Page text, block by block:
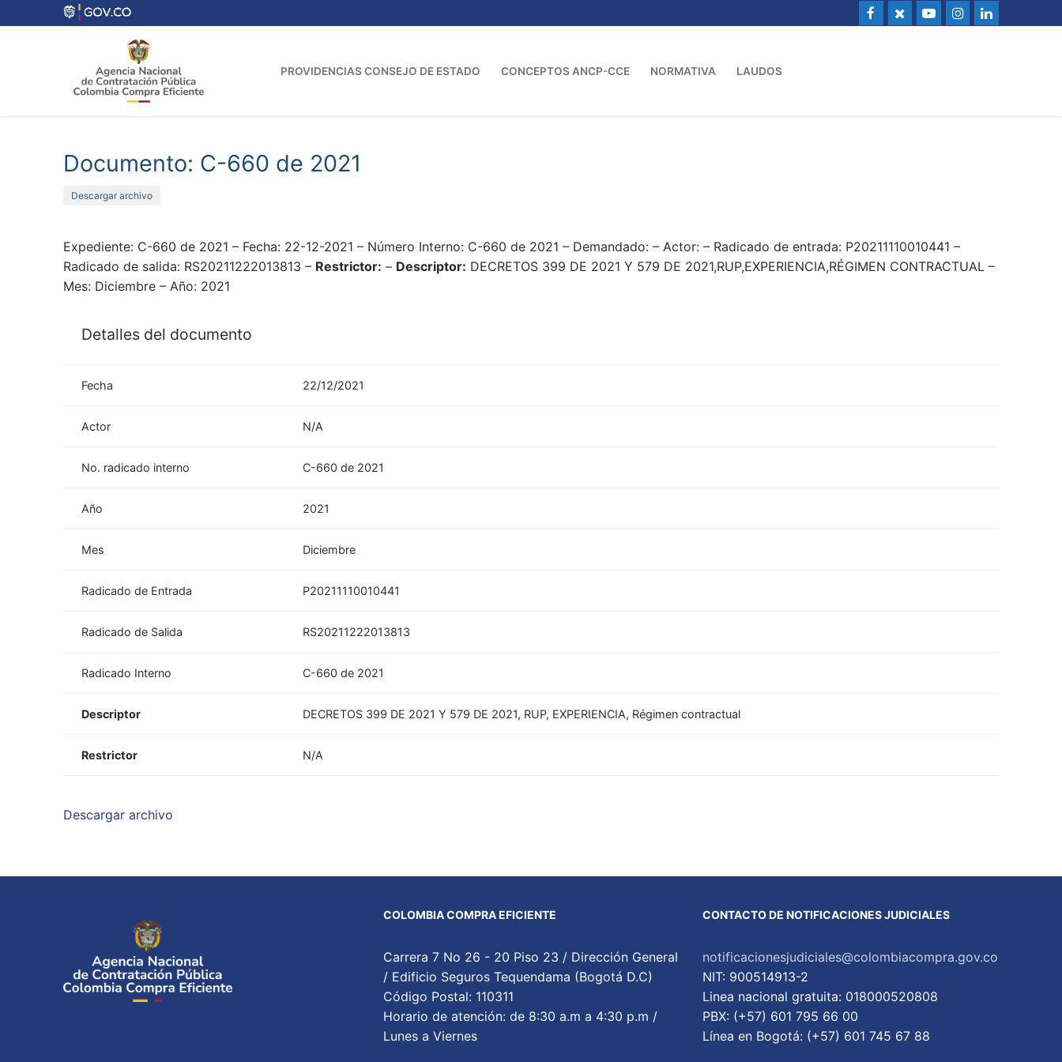
al
PROVIDENCIAS CONSEJO DE ESTADO CONCEPTOS ANCP-CCE NORMATIVA LAUDOS
Documento: C-660 de 2021
Descargar archivo
Expediente: C-660 de 2021 – Fecha: 22-12-2021 – Número Interno: C-660 de 2021 – Demandado: – Actor: – Radicado de entrada: P20211110010441 –
Radicado de salida: RS20211222013813 – Restrictor: – Descriptor: DECRETOS 399 DE 2021 Y 579 DE 2021,RUP,EXPERIENCIA,RÉGIMEN CONTRACTUAL –
Mes: Diciembre – Año: 2021
Detalles del documento
Fecha 22/12/2021
Actor N/A
No. radicado interno C-660 de 2021
Año 2021
Mes Diciembre
Radicado de Entrada P20211110010441
Radicado de Salida RS20211222013813
Radicado Interno C-660 de 2021
Descriptor DECRETOS 399 DE 2021 Y 579 DE 2021, RUP, EXPERIENCIA, Régimen contractual
Restrictor N/A
Descargar archivo
COLOMBIA COMPRA EFICIENTE
Carrera 7 No 26 - 20 Piso 23 / Dirección General
/ Edificio Seguros Tequendama (Bogotá D.C)
Código Postal: 110311
Horario de atención: de 8:30 a.m a 4:30 p.m /
Lunes a Viernes
CONTACTO DE NOTIFICACIONES JUDICIALES
notificacionesjudiciales@colombiacompra.gov.co
NIT: 900514913-2
Linea nacional gratuita: 018000520808
PBX: (+57) 601 795 66 00
Lí­nea en Bogotá: (+57) 601 745 67 88